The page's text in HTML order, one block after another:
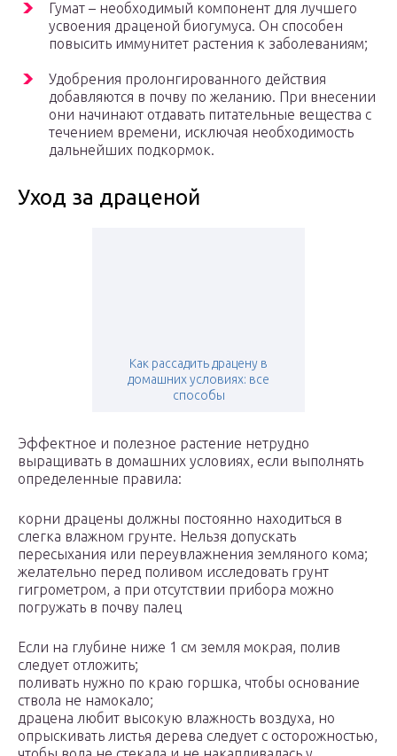
Гумат – необходимый компонент для лучшего
усвоения драценой биогумуса. Он способен
повысить иммунитет растения к заболеваниям;
Удобрения пролонгированного действия
добавляются в почву по желанию. При внесении
они начинают отдавать питательные вещества с
течением времени, исключая необходимость
дальнейших подкормок.
Уход за драценой
Как рассадить драцену в
домашних условиях: все
способы
Эффектное и полезное растение нетрудно
выращивать в домашних условиях, если выполнять
определенные правила:
корни драцены должны постоянно находиться в
слегка влажном грунте. Нельзя допускать
пересыхания или переувлажнения земляного кома;
желательно перед поливом исследовать грунт
гигрометром, а при отсутствии прибора можно
погружать в почву палец
Если на глубине ниже 1 см земля мокрая, полив
следует отложить;
поливать нужно по краю горшка, чтобы основание
ствола не намокало;
драцена любит высокую влажность воздуха, но
опрыскивать листья дерева следует с осторожностью,